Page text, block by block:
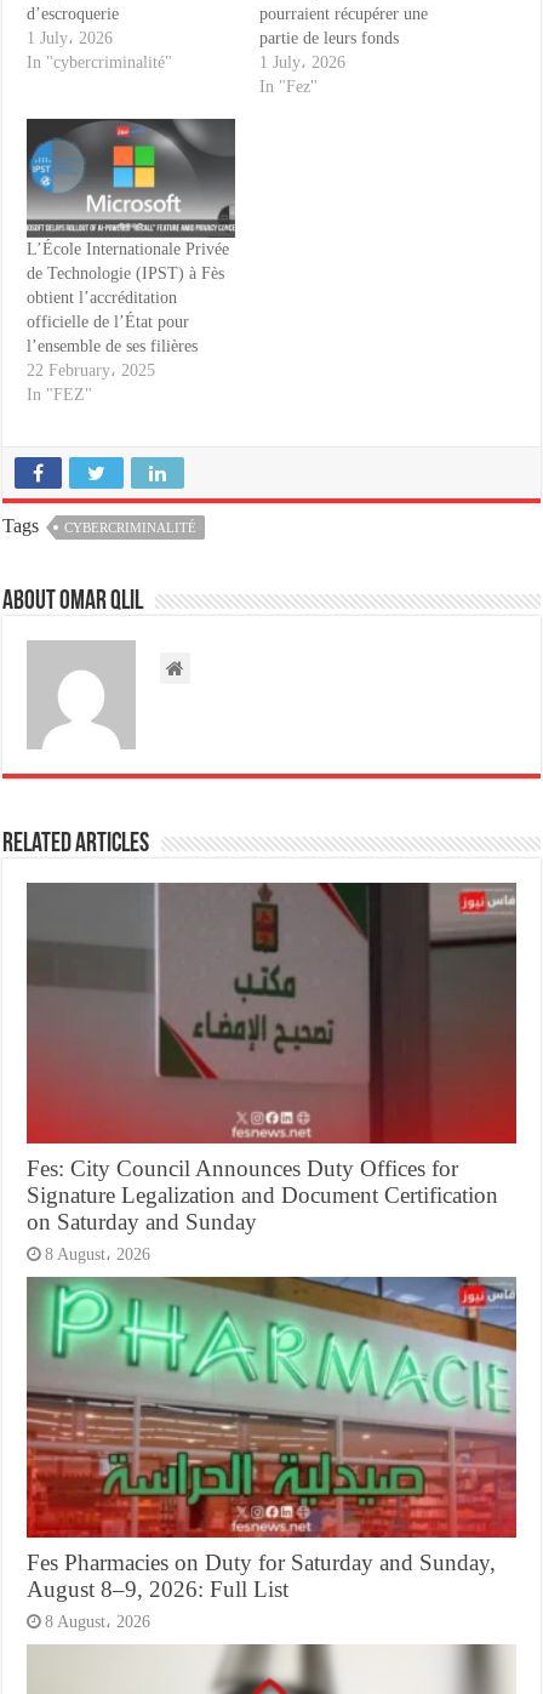
d’escroquerie
1 July، 2026
In "cybercriminalité"
pourraient récupérer une
partie de leurs fonds
1 July، 2026
In "Fez"
L’École Internationale Privée
de Technologie (IPST) à Fès
obtient l’accréditation
officielle de l’État pour
l’ensemble de ses filières
22 February، 2025
In "FEZ"
Tags CYBERCRIMINALITÉ
About omar qlil
Related Articles
Fes: City Council Announces Duty Offices for
Signature Legalization and Document Certification
on Saturday and Sunday
8 August، 2026
Fes Pharmacies on Duty for Saturday and Sunday,
August 8–9, 2026: Full List
8 August، 2026